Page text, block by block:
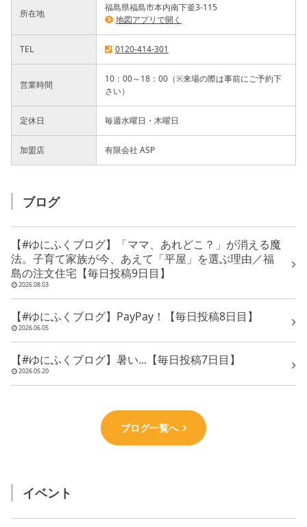
所在地
福島県福島市本内南下釜3-115
地図アプリで開く
TEL 0120-414-301
営業時間
10：00～18：00（※来場の際は事前にご予約下
さい）
定休日 毎週水曜日・木曜日
加盟店 有限会社 ASP
ブログ
【#ゆにふくブログ】「ママ、あれどこ？」が消える魔
法。子育て家族が今、あえて「平屋」を選ぶ理由／福
島の注文住宅【毎日投稿9日目】
2026.08.03
【#ゆにふくブログ】PayPay！【毎日投稿8日目】
2026.06.05
【#ゆにふくブログ】暑い...【毎日投稿7日目】
2026.05.20
ブログ一覧へ
イベント